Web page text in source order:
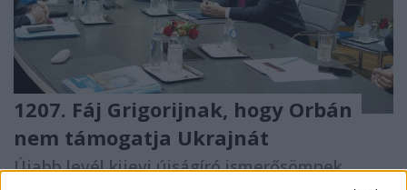
1207. Fáj Grigorijnak, hogy Orbán
nem támogatja Ukrajnát
Újabb levél kijevi újságíró ismerősömnek